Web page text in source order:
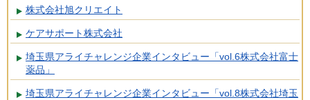
株式会社旭クリエイト
ケアサポート株式会社
埼玉県アライチャレンジ企業インタビュー「vol.6株式会社富士
薬品」
埼玉県アライチャレンジ企業インタビュー「vol.8株式会社埼玉